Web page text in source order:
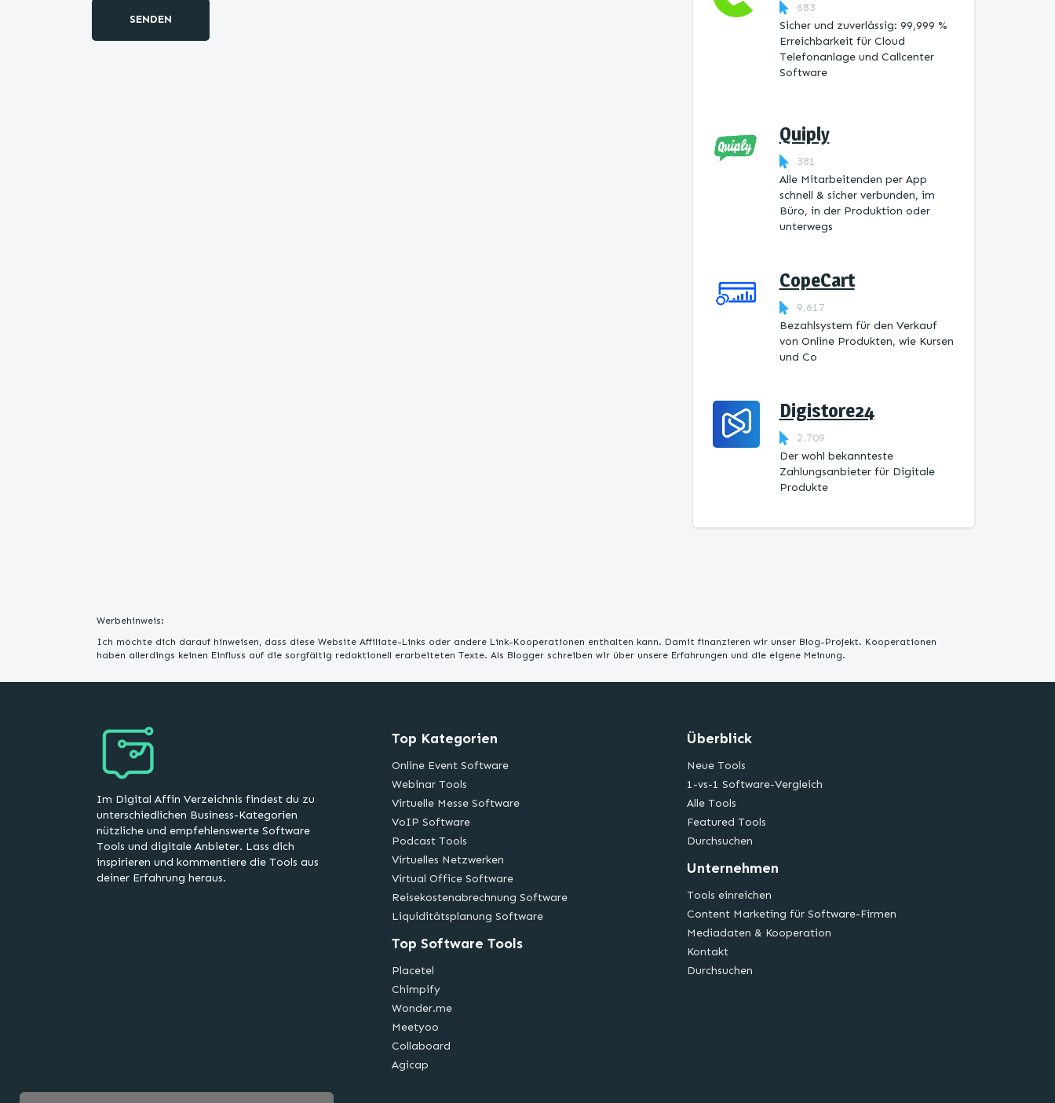
SENDEN
683
Sicher und zuverlässig: 99,999 %
Erreichbarkeit für Cloud
Telefonanlage und Callcenter
Software
Quiply
381
Alle Mitarbeitenden per App
schnell & sicher verbunden, im
Büro, in der Produktion oder
unterwegs
CopeCart
9.617
Bezahlsystem für den Verkauf
von Online Produkten, wie Kursen
und Co
Digistore24
2.709
Der wohl bekannteste
Zahlungsanbieter für Digitale
Produkte
Werbehinweis:
Ich möchte dich darauf hinweisen, dass diese Website Affiliate-Links oder andere Link-Kooperationen enthalten kann. Damit finanzieren wir unser Blog-Projekt. Kooperationen
haben allerdings keinen Einfluss auf die sorgfältig redaktionell erarbeiteten Texte. Als Blogger schreiben wir über unsere Erfahrungen und die eigene Meinung.
Im Digital Affin Verzeichnis findest du zu
unterschiedlichen Business-Kategorien
nützliche und empfehlenswerte Software
Tools und digitale Anbieter. Lass dich
inspirieren und kommentiere die Tools aus
deiner Erfahrung heraus.
Top Kategorien
Online Event Software
Webinar Tools
Virtuelle Messe Software
VoIP Software
Podcast Tools
Virtuelles Netzwerken
Virtual Office Software
Reisekostenabrechnung Software
Liquiditätsplanung Software
Top Software Tools
Placetel
Chimpify
Wonder.me
Meetyoo
Collaboard
Agicap
Überblick
Neue Tools
1-vs-1 Software-Vergleich
Alle Tools
Featured Tools
Durchsuchen
Unternehmen
Tools einreichen
Content Marketing für Software-Firmen
Mediadaten & Kooperation
Kontakt
Durchsuchen